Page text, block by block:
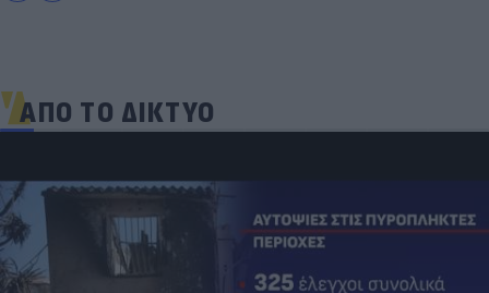
ΑΠΟ ΤΟ ΔΙΚΤΥΟ